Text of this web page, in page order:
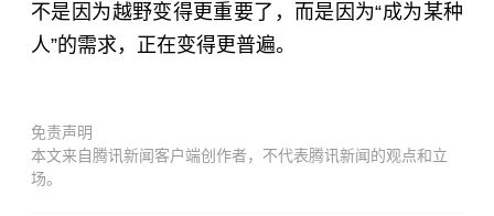
不是因为越野变得更重要了，而是因为“成为某种
人”的需求，正在变得更普遍。
免责声明
本文来自腾讯新闻客户端创作者，不代表腾讯新闻的观点和立
场。